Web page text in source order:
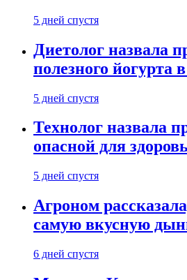
5 дней спустя
Диетолог назвала
полезного йогурта
5 дней спустя
Технолог назвала
опасной для
5 дней спустя
Агроном
самую вкусную
6 дней спустя